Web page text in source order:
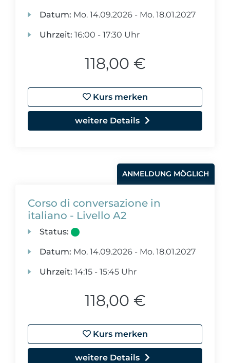
Datum: Mo. 14.09.2026 - Mo. 18.01.2027
Uhrzeit: 16:00 - 17:30 Uhr
118,00 €
Kurs merken
weitere Details
ANMELDUNG MÖGLICH
Corso di conversazione in
italiano - Livello A2
Status:
Datum: Mo. 14.09.2026 - Mo. 18.01.2027
Uhrzeit: 14:15 - 15:45 Uhr
118,00 €
Kurs merken
weitere Details